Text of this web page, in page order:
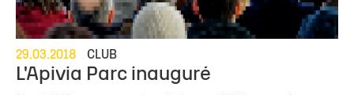
29.03.2018 CLUB
L'Apivia Parc inauguré